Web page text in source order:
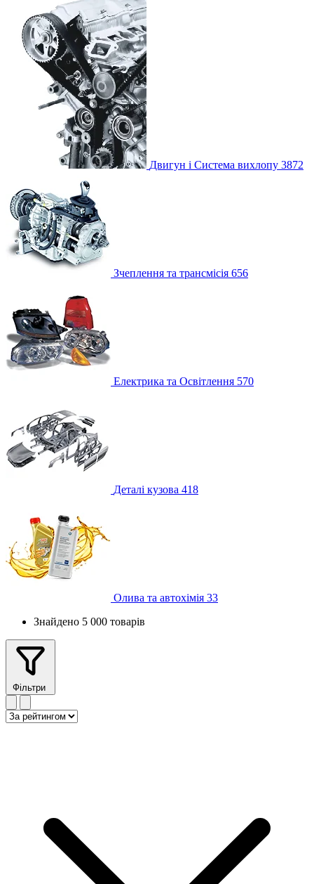
Двигун і Система вихлопу 3872
Зчеплення та трансмісія 656
Електрика та Освітлення 570
Деталі кузова 418
Олива та автохімія 33
Знайдено 5 000 товарів
Фільтри